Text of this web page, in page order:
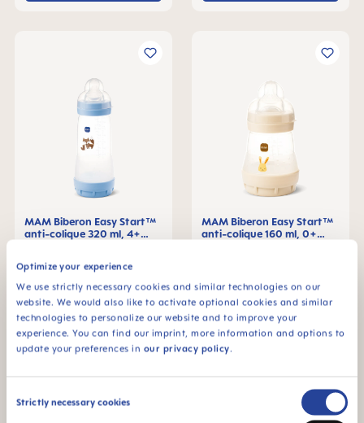
Optimize your experience
We use strictly necessary cookies and similar technologies on our
website. We would also like to activate optional cookies and similar
technologies to personalize our website and to improve your
experience. You can find our imprint, more information and options to
update your preferences in our privacy policy.
Consent
Strictly necessary cookies
MAM Biberon Easy Start™
anti-colique 320 ml, 4+
AJOUTER AU PANIER
MAM Biberon Easy Start™
anti-colique 160 ml, 0+
AJOUTER AU PANIER